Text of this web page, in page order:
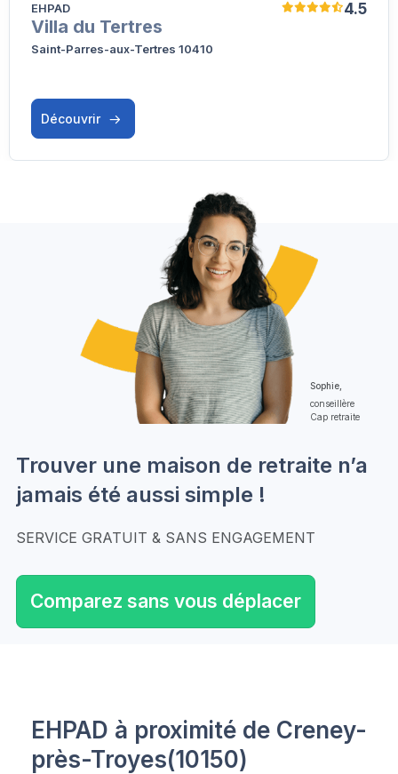
4.5
EHPAD
Villa du Tertres
Saint-Parres-aux-Tertres 10410
Découvrir
Sophie,
conseillère
Cap retraite
Trouver une maison de retraite n’a
jamais été aussi simple !
SERVICE GRATUIT & SANS ENGAGEMENT
Comparez sans vous déplacer
EHPAD à proximité de Creney-
près-Troyes(10150)